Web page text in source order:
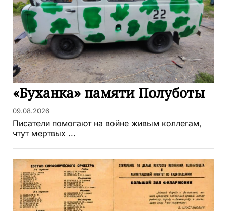
«Буханка» памяти Полуботы
09.08.2026
Писатели помогают на войне живым коллегам,
чтут мертвых ...